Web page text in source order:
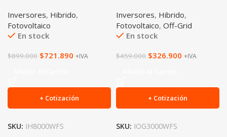
Inversores, Hibrido,
Fotovoltaico
En stock
$899.000 $721.890 +IVA
+ Cotización
SKU: IH8000WFS
Inversores, Hibrido,
Fotovoltaico, Off-Grid
En stock
$459.000 $326.900 +IVA
+ Cotización
SKU: IOG3000WFS